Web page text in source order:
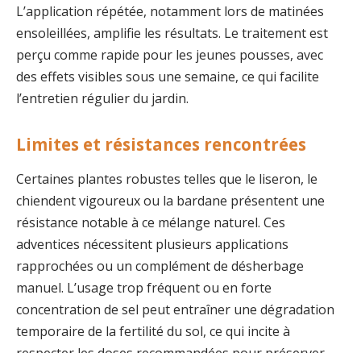
L’application répétée, notamment lors de matinées
ensoleillées, amplifie les résultats. Le traitement est
perçu comme rapide pour les jeunes pousses, avec
des effets visibles sous une semaine, ce qui facilite
l’entretien régulier du jardin.
Limites et résistances rencontrées
Certaines plantes robustes telles que le liseron, le
chiendent vigoureux ou la bardane présentent une
résistance notable à ce mélange naturel. Ces
adventices nécessitent plusieurs applications
rapprochées ou un complément de désherbage
manuel. L’usage trop fréquent ou en forte
concentration de sel peut entraîner une dégradation
temporaire de la fertilité du sol, ce qui incite à